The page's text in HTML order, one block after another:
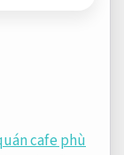
cafe phù